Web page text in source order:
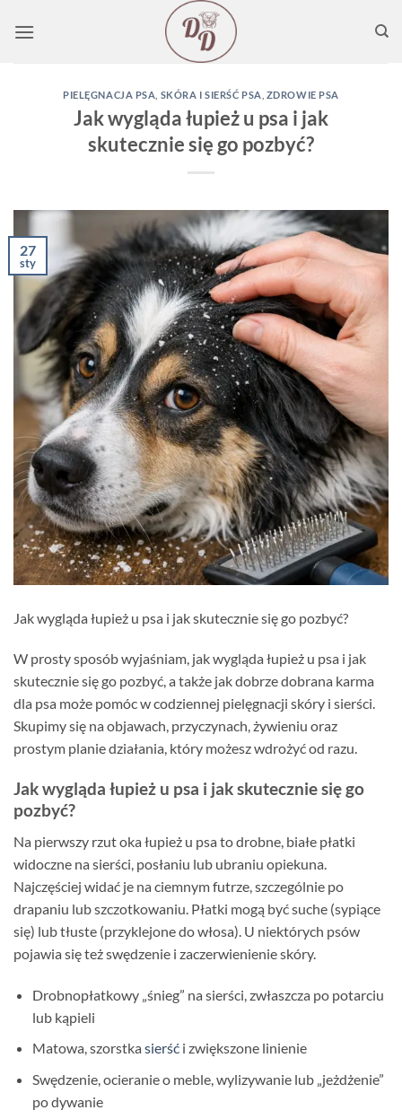
PIELĘGNACJA PSA SKÓRA I SIERŚĆ PSA ZDROWIE PSA
Jak wygląda łupież u psa i jak
skutecznie się go pozbyć?
27
sty
Jak wygląda łupież u psa i jak skutecznie się go pozbyć?
W prosty sposób wyjaśniam, jak wygląda łupież u psa i jak
skutecznie się go pozbyć, a także jak dobrze dobrana karma
dla psa może pomóc w codziennej pielęgnacji skóry i sierści.
Skupimy się na objawach, przyczynach, żywieniu oraz
prostym planie działania, który możesz wdrożyć od razu.
Jak wygląda łupież u psa i jak skutecznie się go
pozbyć?
Na pierwszy rzut oka łupież u psa to drobne, białe płatki
widoczne na sierści, posłaniu lub ubraniu opiekuna.
Najczęściej widać je na ciemnym futrze, szczególnie po
drapaniu lub szczotkowaniu. Płatki mogą być suche (sypiące
się) lub tłuste (przyklejone do włosa). U niektórych psów
pojawia się też swędzenie i zaczerwienienie skóry.
Drobnopłatkowy „śnieg” na sierści, zwłaszcza po potarciu
lub kąpieli
Matowa, szorstka sierśći zwiększone linienie
Swędzenie, ocieranie o meble, wylizywanie lub „jeżdżenie”
po dywanie